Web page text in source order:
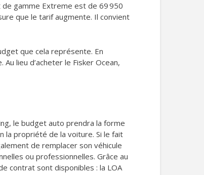
de gamme Extreme est de 69 950
que le tarif augmente. Il convient
que cela représente. En
lieu d’acheter le Fisker Ocean,
le budget auto prendra la forme
la propriété de la voiture. Si le fait
de remplacer son véhicule
ou professionnelles. Grâce au
contrat sont disponibles : la LOA